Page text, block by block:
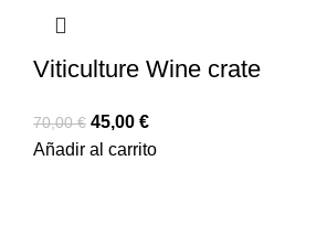
Viticulture Wine crate
70,00€ 45,00 €
Añadir al carrito